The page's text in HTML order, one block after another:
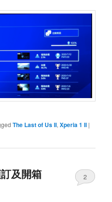
The Last of Us II,Xperia 1 II |
及開箱 2